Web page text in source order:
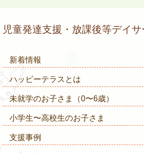
児童発達支援・放課後等デイ
新着情報
ハッピーテラスとは
未就学のお子さま （0〜6歳）
小学生〜高校生のお子さま
支援事例